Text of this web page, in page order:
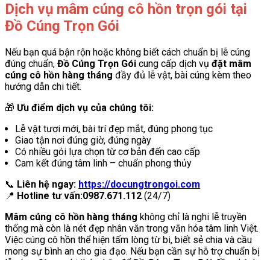
Dịch vụ mâm cúng cô hồn trọn gói tại
Đồ Cúng Trọn Gói
Nếu bạn quá bận rộn hoặc không biết cách chuẩn bị lễ cúng
đúng chuẩn, Đồ Cúng Trọn Gói cung cấp dịch vụ đặt mâm
cúng cô hồn hàng tháng đầy đủ lễ vật, bài cúng kèm theo
hướng dẫn chi tiết.
🎁 Ưu điểm dịch vụ của chúng tôi:
Lễ vật tươi mới, bài trí đẹp mắt, đúng phong tục
Giao tận nơi đúng giờ, đúng ngày
Có nhiều gói lựa chọn từ cơ bản đến cao cấp
Cam kết đúng tâm linh – chuẩn phong thủy
📞 Liên hệ ngay: https://docungtrongoi.com
📍 Hotline tư vấn:0987.671.112 (24/7)
Mâm cúng cô hồn hàng tháng không chỉ là nghi lễ truyền
thống mà còn là nét đẹp nhân văn trong văn hóa tâm linh Việt.
Việc cúng cô hồn thể hiện tấm lòng từ bi, biết sẻ chia và cầu
mong sự bình an cho gia đạo. Nếu bạn cần sự hỗ trợ chuẩn bị